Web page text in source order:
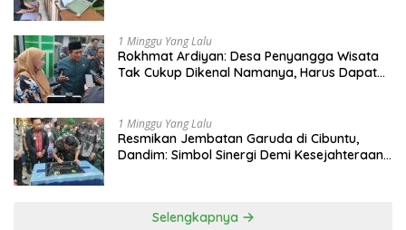
1 Minggu Yang Lalu
Rokhmat Ardiyan: Desa Penyangga Wisata
Tak Cukup Dikenal Namanya, Harus Dapat
1 Minggu Yang Lalu
Resmikan Jembatan Garuda di Cibuntu,
Dandim: Simbol Sinergi Demi Kesejahteraan
Selengkapnya